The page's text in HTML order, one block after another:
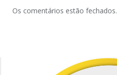
Os comentários estão fechados.